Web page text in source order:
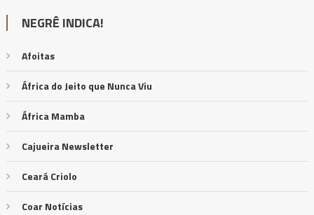
NEGRÊ INDICA!
Afoitas
África do Jeito que Nunca Viu
África Mamba
Cajueira Newsletter
Ceará Criolo
Coar Notícias